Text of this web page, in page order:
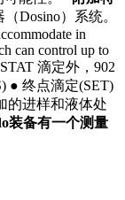
）系统。
in
can control up to
滴定外，902
● 终点滴定(SET)
进样和液体处
装备有一个测量